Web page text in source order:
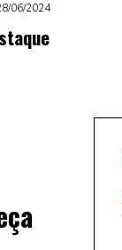
06/2024